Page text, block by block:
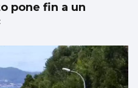
pone fin a un